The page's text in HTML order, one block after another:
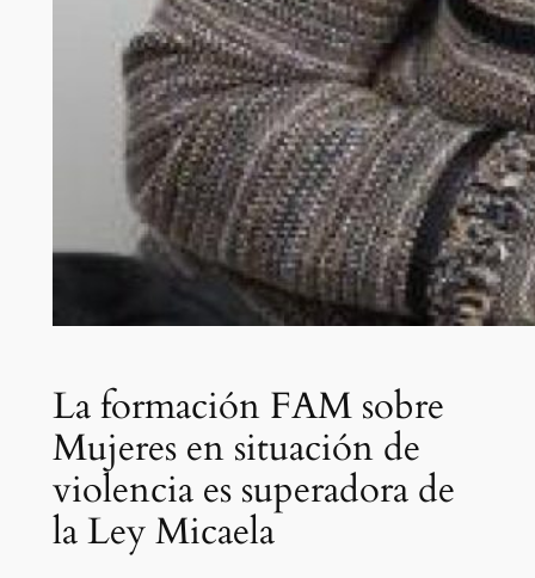
La formación FAM sobre
Mujeres en situación de
violencia es superadora de
la Ley Micaela